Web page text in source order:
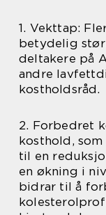
1. Vekttap:
betydelig
deltakere på
andre
kostholdsråd.
2. Forbedret
kosthold,
til en
en økning i
bidrar til å